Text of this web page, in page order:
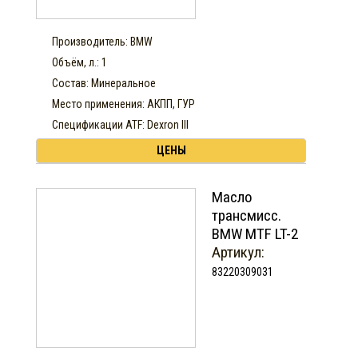
Производитель: BMW
Объём, л.: 1
Состав: Минеральное
Место применения: АКПП, ГУР
Спецификации ATF: Dexron III
ЦЕНЫ
Масло
трансмисс.
BMW MTF LT-2
Артикул:
83220309031